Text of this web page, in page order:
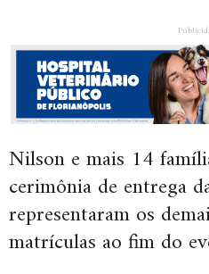
Nilson e mais 14
cerimônia de entrega
representaram os
matrículas ao fim do